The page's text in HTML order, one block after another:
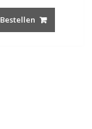
Bestellen